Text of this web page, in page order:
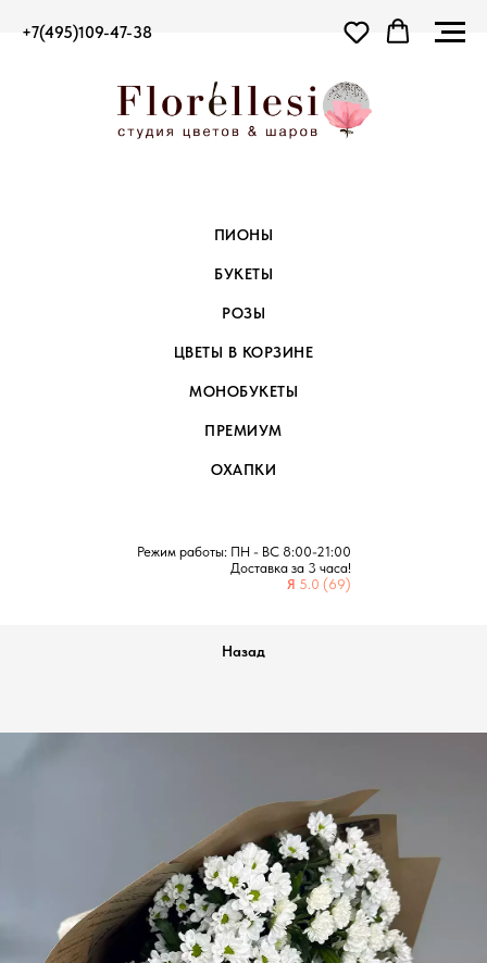
+7(495)109-47-38
ПИОНЫ
БУКЕТЫ
РОЗЫ
ЦВЕТЫ В КОРЗИНЕ
МОНОБУКЕТЫ
ПРЕМИУМ
ОХАПКИ
Режим работы: ПН - ВС 8:00-21:00
Доставка за 3 часа!
Я 5.0 (69)
Назад